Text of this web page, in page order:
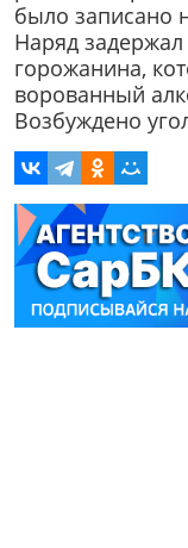
было записано
Наряд задержал
горожанина,
ворованный
Возбуждено